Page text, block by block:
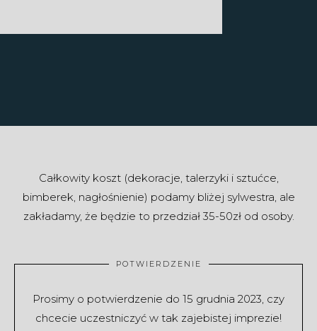
Całkowity koszt (dekoracje, talerzyki i sztućce,
bimberek, nagłośnienie) podamy bliżej sylwestra, ale
zakładamy, że będzie to przedział 35-50zł od osoby.
POTWIERDZENIE
Prosimy o potwierdzenie do 15 grudnia 2023, czy
chcecie uczestniczyć w tak zajebistej imprezie!